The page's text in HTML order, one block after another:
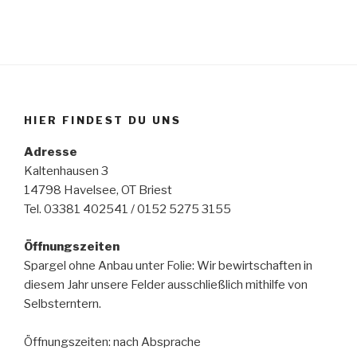
HIER FINDEST DU UNS
Adresse
Kaltenhausen 3
14798 Havelsee, OT Briest
Tel. 03381 402541 / 0152 5275 3155
Öffnungszeiten
Spargel ohne Anbau unter Folie: Wir bewirtschaften in
diesem Jahr unsere Felder ausschließlich mithilfe von
Selbsterntern.
Öffnungszeiten: nach Absprache